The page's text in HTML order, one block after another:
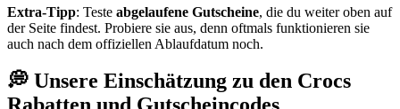
Extra-Tipp: Teste abgelaufene Gutscheine, die du weiter oben auf
der Seite findest. Probiere sie aus, denn oftmals funktionieren sie
auch nach dem offiziellen Ablaufdatum noch.
💭 Unsere Einschätzung zu den Crocs